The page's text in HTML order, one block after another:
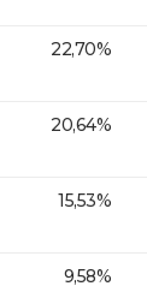
22,70%
20,64%
15,53%
9,58%